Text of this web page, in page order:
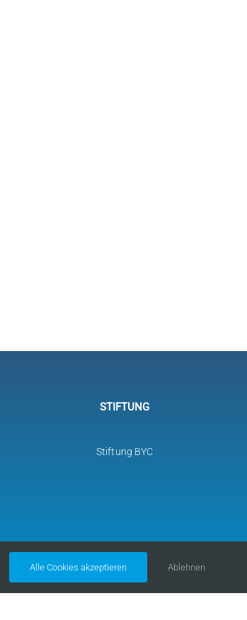
STIFTUNG
Stiftung BYC
Alle Cookies akzeptieren Ablehnen